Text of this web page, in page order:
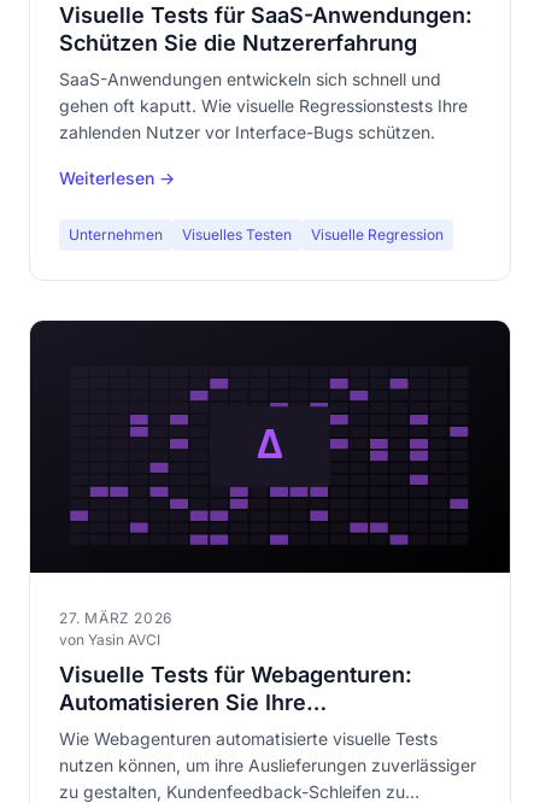
Visuelle Tests für SaaS-Anwendungen:
Schützen Sie die Nutzererfahrung
SaaS-Anwendungen entwickeln sich schnell und
gehen oft kaputt. Wie visuelle Regressionstests Ihre
zahlenden Nutzer vor Interface-Bugs schützen.
Weiterlesen →
Unternehmen Visuelles Testen Visuelle Regression
27. MÄRZ 2026
von Yasin AVCI
Visuelle Tests für Webagenturen:
Automatisieren Sie Ihre
Kundenabnahmen
Wie Webagenturen automatisierte visuelle Tests
nutzen können, um ihre Auslieferungen zuverlässiger
zu gestalten, Kundenfeedback-Schleifen zu